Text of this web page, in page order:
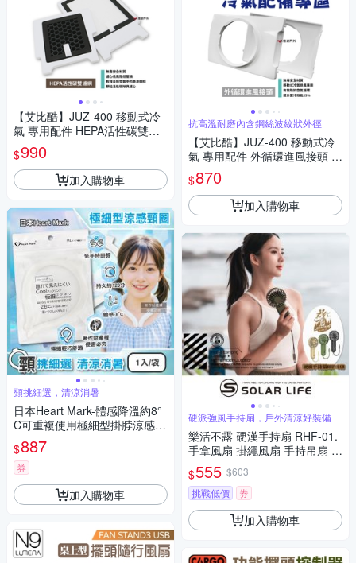
【艾比酷】JUZ-400 移動式冷
氣 專用配件 HEPA活性碳雙濾
網 悠遊戶外
$990
加入購物車
頸挑細選，清涼消暑
日本Heart Mark-體感降溫約8°
C可重複使用極細型掛脖涼感頸
圈1入/袋(KK物產免手持消暑冰
敷頸環,頸部輕巧舒適,室內戶外
沁涼持久約120分)
$887
券
加入購物車
抗高溫耐磨內含鋼絲波紋狀外徑
【艾比酷】JUZ-400 移動式冷
氣 專用配件 外循環進風接頭 悠
遊戶外
$870
加入購物車
硬派強風手持扇，戶外清涼好裝備
樂活不露 硬漢手持扇 RHF-01.
手拿風扇 掛繩風扇 手持吊扇 隨
身小風扇 隨行扇
$555 $603
挑戰低價
券
加入購物車